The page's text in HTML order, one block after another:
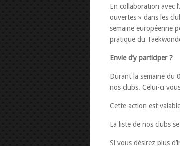
En collaboration avec
ouvertes » dans les
semaine européenne
pratique du
Envie d’y participer ?
Durant la semaine du
nos clubs. Celui-ci
Cette action est
La liste de nos clubs
Si vous désirez plus